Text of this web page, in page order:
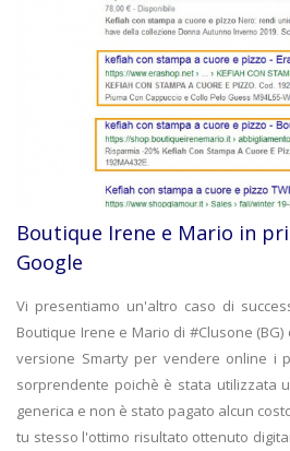
Boutique Irene e Mario in
Google
Vi presentiamo un'altro caso di
Boutique Irene e Mario di #Clusone
versione Smarty per vendere online i
sorprendente poichè è stata utilizzata
generica e non è stato pagato alcun
tu stesso l'ottimo risultato ottenuto